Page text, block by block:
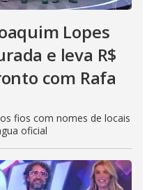
Lopes
e leva R$
com Rafa
fios com nomes de locais
oficial